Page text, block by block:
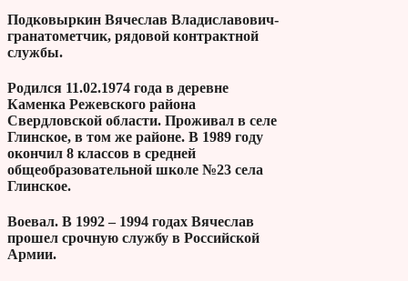
Подковыркин Вячеслав Владиславович-
гранатометчик, рядовой контрактной
службы.
Родился 11.02.1974 года в деревне
Каменка Режевского района
Свердловской области. Проживал в селе
Глинское, в том же районе. В 1989 году
окончил 8 классов в средней
общеобразовательной школе №23 села
Глинское.
Воевал. В 1992 – 1994 годах Вячеслав
прошел срочную службу в Российской
Армии.